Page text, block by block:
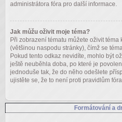
administrátora fóra pro další informace.
Jak můžu oživit moje téma?
Při zobrazení tématu můžete oživit téma
(většinou naspodu stránky), čímž se
Pokud tento odkaz nevidíte, mohlo být
ještě neuběhla doba, po které je
jednoduše tak, že do něho odešlete
ujistěte se, že to není proti pravidlům
Formátování a